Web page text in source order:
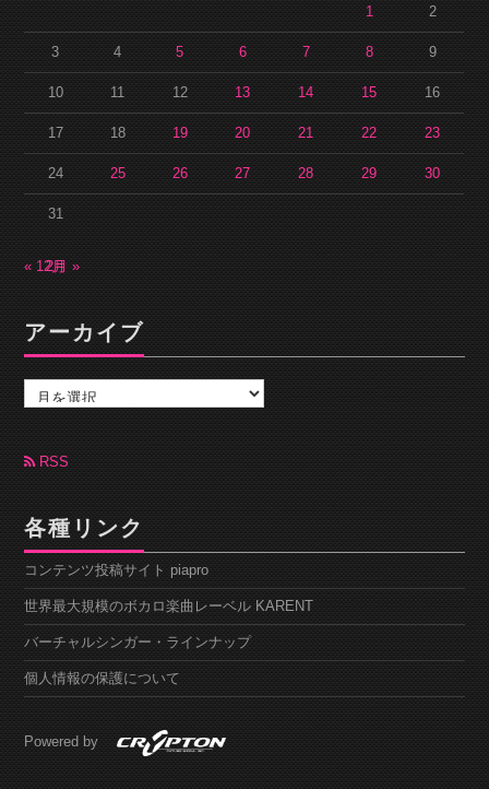
1 2
3 4 5 6 7 8 9
10 11 12 13 14 15 16
17 18 19 20 21 22 23
24 25 26 27 28 29 30
31
« 12月2月 »
アーカイブ
カ
ブRSS
各種リンク
コンテンツ投稿サイト piapro
世界最大規模のボカロ楽曲レーベル KARENT
バーチャルシンガー・ラインナップ
個人情報の保護について
Powered by